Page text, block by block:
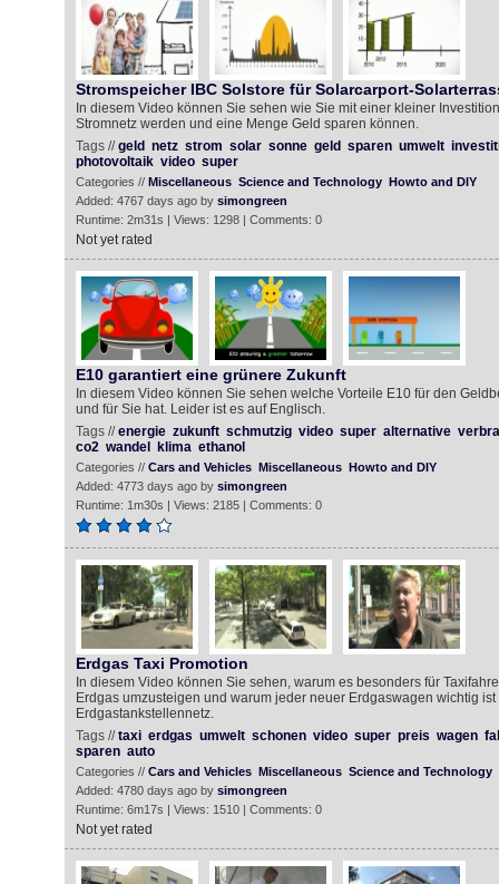
Stromspeicher IBC Solstore für Solarcarport-
In diesem Video können Sie sehen wie Sie mit einer kleiner
Stromnetz werden und eine Menge Geld sparen können.
Tags //geld netz strom solar sonne geld sparen umwelt
photovoltaik video super
Categories // Miscellaneous Science and Technology Howto and DIY
Added: 4767 days ago by simongreen
Runtime: 2m31s | Views: 1298 | Comments: 0
Not yet rated
E10 garantiert eine grünere Zukunft
In diesem Video können Sie sehen welche Vorteile E10 für den
und für Sie hat. Leider ist es auf Englisch.
Tags //energie zukunft schmutzig video super alternative
co2 wandel klima ethanol
Categories // Cars and Vehicles Miscellaneous Howto and DIY
Added: 4773 days ago by simongreen
Runtime: 1m30s | Views: 2185 | Comments: 0
Erdgas Taxi Promotion
In diesem Video können Sie sehen, warum es besonders für
Erdgas umzusteigen und warum jeder neuer Erdgaswagen wichtig ist
Erdgastankstellennetz.
Tags //taxi erdgas umwelt schonen video super preis wagen
sparen auto
Categories // Cars and Vehicles Miscellaneous Science and Technology
Added: 4780 days ago by simongreen
Runtime: 6m17s | Views: 1510 | Comments: 0
Not yet rated